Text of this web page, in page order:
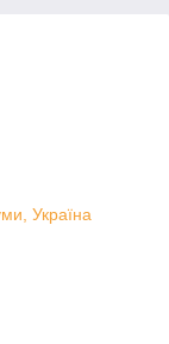
Україна